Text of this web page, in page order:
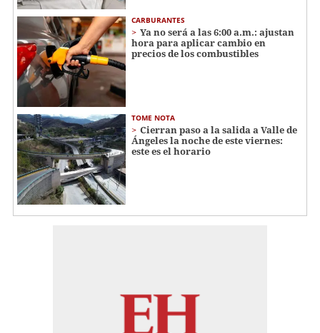
CARBURANTES
Ya no será a las 6:00 a.m.: ajustan
hora para aplicar cambio en
precios de los combustibles
TOME NOTA
Cierran paso a la salida a Valle de
Ángeles la noche de este viernes:
este es el horario